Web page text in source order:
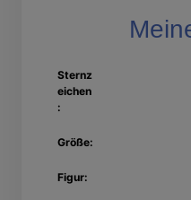
Sternz
eichen
:
Größe:
Figur: